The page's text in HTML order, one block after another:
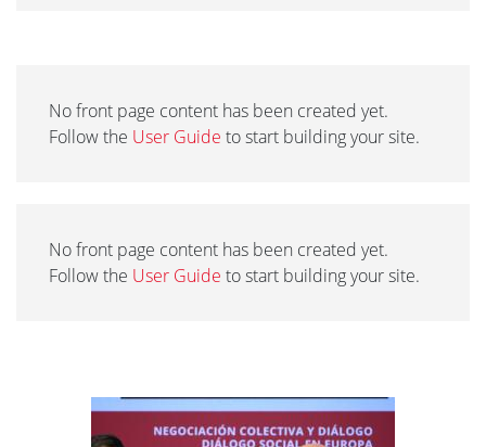
No front page content has been created yet.
Follow the User Guide to start building your site.
No front page content has been created yet.
Follow the User Guide to start building your site.